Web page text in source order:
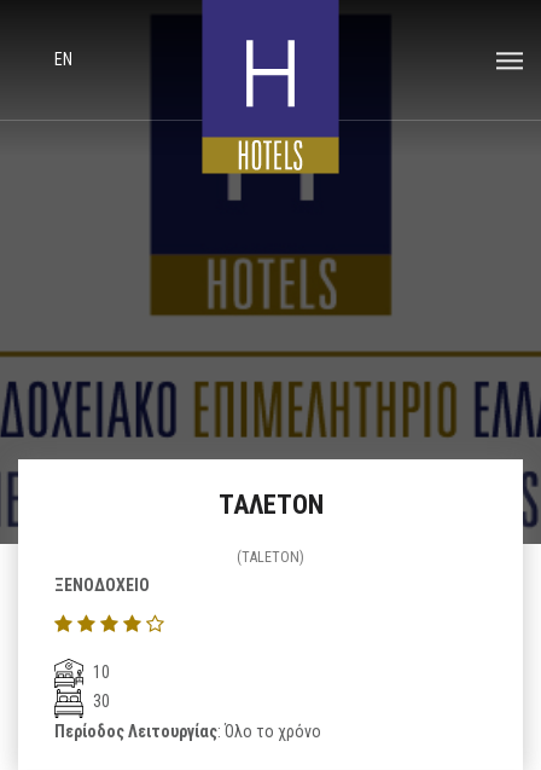
EN
ΤΑΛΕΤΟΝ
(TALETON)
ΞΕΝΟΔΟΧΕΙΟ
10
30
Περίοδος Λειτουργίας: Όλο το χρόνο